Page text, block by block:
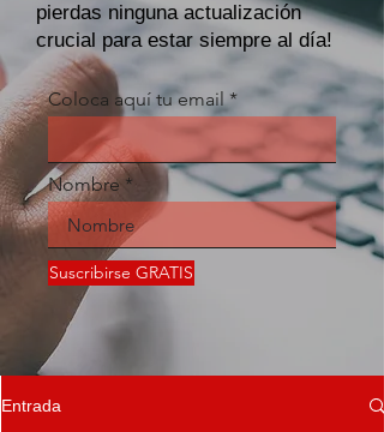
pierdas ninguna actualización
crucial para estar siempre al día!
Coloca aquí tu email
Nombre
Suscribirse GRATIS
Entrada